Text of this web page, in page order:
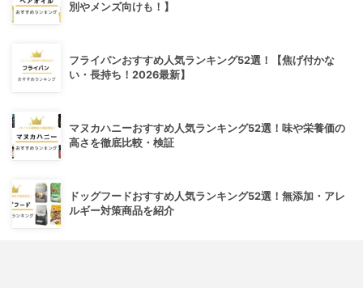
別やメンズ向けも！】
フライパンおすすめ人気ランキング52選！【焦げ付かな
い・長持ち！2026最新】
マヌカハニーおすすめ人気ランキング52選！味や栄養価の
高さを徹底比較・検証
ドッグフードおすすめ人気ランキング52選！無添加・アレ
ルギー対策商品を紹介